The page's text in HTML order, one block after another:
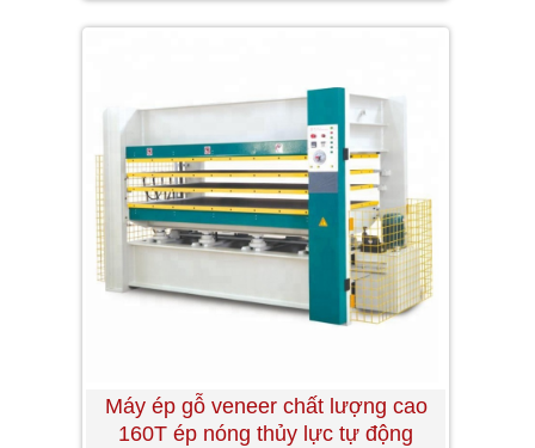
Máy ép gỗ veneer chất lượng cao
160T ép nóng thủy lực tự động